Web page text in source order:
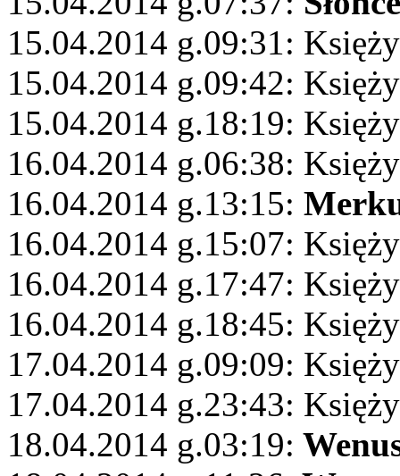
15.04.2014 g.09:31:
15.04.2014 g.09:42:
15.04.2014 g.18:19:
16.04.2014 g.06:38:
16.04.2014 g.13:15:
16.04.2014 g.15:07:
16.04.2014 g.17:47:
16.04.2014 g.18:45:
17.04.2014 g.09:09:
17.04.2014 g.23:43:
18.04.2014 g.03:19: